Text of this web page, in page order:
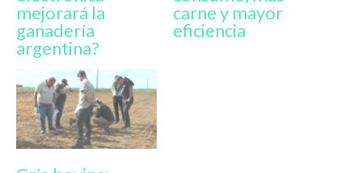
mejorará la
ganadería
argentina?
carne y mayor
eficiencia